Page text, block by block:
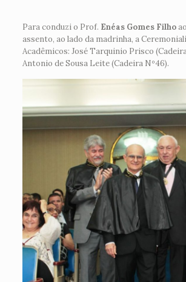
Para conduzi o Prof. Enéas Gomes Filho
assento, ao lado da madrinha, a
Acadêmicos: José Tarquinio Prisco
Antonio de Sousa Leite (Cadeira Nº46).